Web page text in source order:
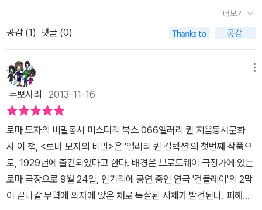
상승된 새로운 형태의 홈즈-와트슨관계를 생각한 것 같다. 와트슨이
홈즈와 더불어 사건을 해결하는 주체가 되고, 기존 와트슨의 역할을
드가 엘러리의 들러리로 전락해버렸는지는 알 수 없으나, 콤비형태의
탐정을 계속 유지하였더라면 퀸부자가 좀더 매력적이고 독특한 캐릭
터가 되었을 것이다. 어차피 작가도 둘이니 맨프레드와 프레드릭이
한명씩 전담하면 될것을...트릭이나 모든 면에서 별로 흠잡을 데가 없
는 이작품은 첫작품인라는 것을 감안하지 않아도 상당히 우수한 작품
이라 생각되며, 명작들이 우글우글한 퀸의 작품계열속에서도 충분히
상위권에 들 수 있는 작품이다.1분중 0분께서 이 리뷰를 추천하셨습
니다.
가로서의 퀸을 매우 강조하고 있습니다. 매권마다 드러나는 퀸과 리
처드 경감님의 성격변화에 주목해도 재미있을 듯 하네요 ^^후반 저작
물들에 비하면 퀸씨의 세익스피어 인용문구라던지, 철학 인용이 약간
난감.영문중에서 튀어나온다면 좀더 학구적일지 몰라도 한글 번역중
뜬금없이 불어가 튀어나온다던지 하니 맥이 끊기네요.그래도 간단한
방법으로 범인을 추리할 수 있습니다.자 독자에의 도전장을 받아들이
세요!
더보기
공감 (1) 댓글 (0)
두뽀사리 2013-11-16
로마 모자의 비밀동서 미스터리 북스 066엘러리 퀸 지음동서문화
사 이 책, <로마 모자의 비밀>은 '엘러리 퀸 컬렉션'의 첫번째 작품으
로, 1929년에 출간되었다고 한다. 배경은 브로드웨이 극장가에 있는
로마 극장으로 9월 24일, 인기리에 공연 중인 연극 '건플레이'의 2막
이 끝나갈 무렵에 의자에 앉은 채로 독살된 시체가 발견된다. 피해자